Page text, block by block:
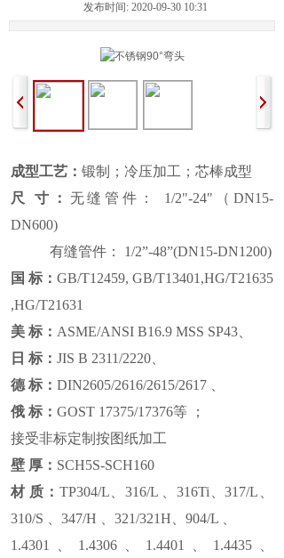
发布时间: 2020-09-30 10:31
成型工艺： 锻制；冷压加工；芯棒成型
尺 寸： 无缝管件： 1/2"-24"（DN15-
DN600)
有缝管件： 1/2”-48”(DN15-DN1200)
国 标： GB/T12459, GB/T13401,HG/T21635
,HG/T21631
美 标： ASME/ANSI B16.9 MSS SP43、
日 标： JIS B 2311/2220、
德 标： DIN2605/2616/2615/2617 、
俄 标： GOST 17375/17376等 ；
接受非标定制按图纸加工
壁 厚： SCH5S-SCH160
材 质： TP304/L、316/L 、316Ti、317/L、
310/S 、347/H 、321/321H、904/L 、
1.4301、1.4306、1.4401、1.4435、